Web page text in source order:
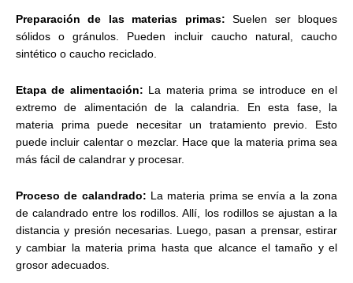
Preparación de las materias primas:Suelen ser bloques
sólidos o gránulos. Pueden incluir caucho natural, caucho
sintético o caucho reciclado.
Etapa de alimentación:
La materia prima se introduce en el
extremo de alimentación de la calandria. En esta fase, la
materia prima puede necesitar un tratamiento previo. Esto
puede incluir calentar o mezclar. Hace que la materia prima sea
más fácil de calandrar y procesar.
Proceso de calandrado:
La materia prima se envía a la zona
de calandrado entre los rodillos. Allí, los rodillos se ajustan a la
distancia y presión necesarias. Luego, pasan a prensar, estirar
y cambiar la materia prima hasta que alcance el tamaño y el
grosor adecuados.